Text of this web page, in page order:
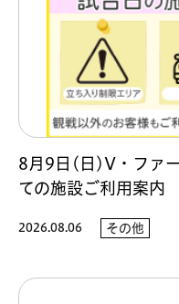
8月9日(日)V・ファ
ての施設ご利用案内
2026.08.06 その他